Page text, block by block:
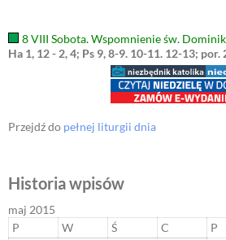
8 VIII Sobota. Wspomnienie św.
Ha 1, 12 - 2, 4; Ps 9, 8-9. 10-11. 12-13;
Przejdź do pełnej liturgii dnia
Historia wpisów
maj 2015
P
W Ś C P